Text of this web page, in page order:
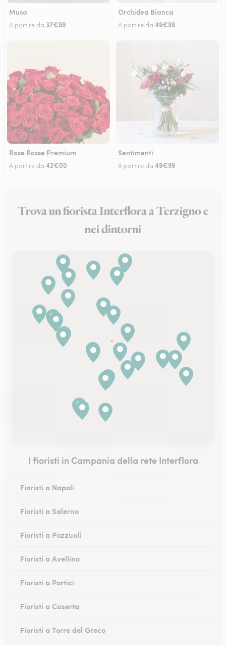
Musa
A partire da 37€99
Orchidea Bianca
A partire da 49€99
Rose Rosse Premium
A partire da 42€00
Sentimenti
A partire da 49€99
Trova un fiorista Interflora a Terzigno e
nei dintorni
I fioristi in Campania della rete Interflora
Fioristi a Napoli
Fioristi a Salerno
Fioristi a Pozzuoli
Fioristi a Avellino
Fioristi a Portici
Fioristi a Caserta
Fioristi a Torre del Greco